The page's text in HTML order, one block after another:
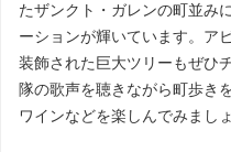
たザンクト・ガレンの町並み
ーションが輝いています。ア
装飾された巨大ツリーもぜひ
隊の歌声を聴きながら町歩き
ワインなどを楽しんでみましょ